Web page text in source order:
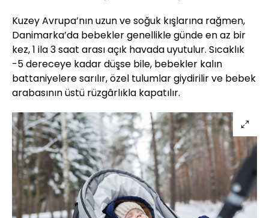
Kuzey Avrupa’nın uzun ve soğuk kışlarına rağmen,
Danimarka’da bebekler genellikle günde en az bir
kez, 1 ila 3 saat arası açık havada uyutulur. Sıcaklık
-5 dereceye kadar düşse bile, bebekler kalın
battaniyelere sarılır, özel tulumlar giydirilir ve bebek
arabasının üstü rüzgârlıkla kapatılır.